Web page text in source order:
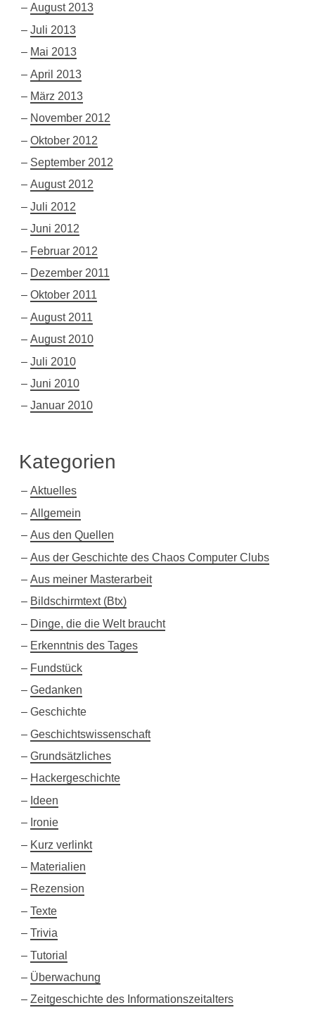
August 2013
Juli 2013
Mai 2013
April 2013
März 2013
November 2012
Oktober 2012
September 2012
August 2012
Juli 2012
Juni 2012
Februar 2012
Dezember 2011
Oktober 2011
August 2011
August 2010
Juli 2010
Juni 2010
Januar 2010
Kategorien
Aktuelles
Allgemein
Aus den Quellen
Aus der Geschichte des Chaos Computer Clubs
Aus meiner Masterarbeit
Bildschirmtext (Btx)
Dinge, die die Welt braucht
Erkenntnis des Tages
Fundstück
Gedanken
Geschichte
Geschichtswissenschaft
Grundsätzliches
Hackergeschichte
Ideen
Ironie
Kurz verlinkt
Materialien
Rezension
Texte
Trivia
Tutorial
Überwachung
Zeitgeschichte des Informationszeitalters